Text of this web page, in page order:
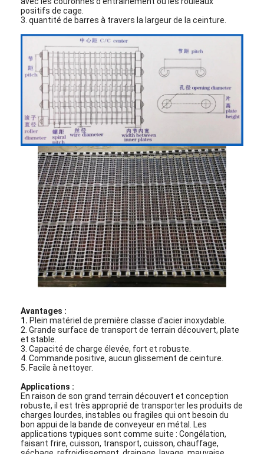
Aperçu
Produits
A propos de nous
positifs de cage.
3. quantité de barres à travers la largeur de la ceinture.
Avantages :
1. Plein matériel de première classe d'acier inoxydable.
2. Grande surface de transport de terrain découvert, plate
et stable.
3. Capacité de charge élevée, fort et robuste.
4. Commande positive, aucun glissement de ceinture.
5. Facile à nettoyer.
Applications :
En raison de son grand terrain découvert et conception
robuste, il est très approprié de transporter les produits de
charges lourdes, instables ou fragiles qui ont besoin du
bon appui de la bande de conveyeur en métal. Les
applications typiques sont comme suite : Congélation,
faisant frire, cuisson, transport, cuisson, chauffage,